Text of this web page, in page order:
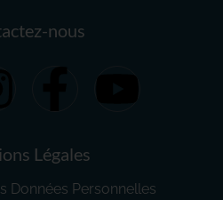
nous
Légales
Données Personnelles